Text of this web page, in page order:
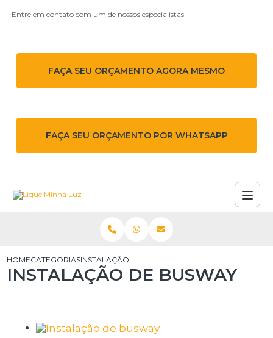
Entre em contato com um de nossos especialistas!
FAÇA SEU ORÇAMENTO AGORA MESMO
FAÇA SEU ORÇAMENTO POR WHATSAPP
HOMECATEGORIASINSTALAÇÃO DE BUSWAY
INSTALAÇÃO DE BUSWAY